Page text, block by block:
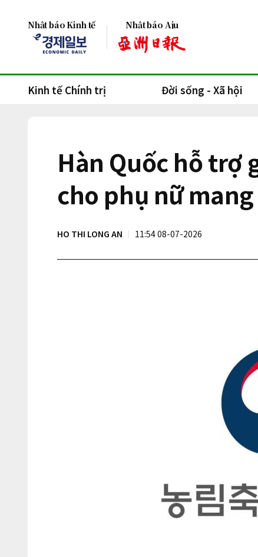
Nhật báo Kinh tế Nhật báo Aju
Kinh tế Chính trị Đời sống - Xã hội
Hàn Quốc hỗ trợ
cho phụ nữ
HO THI LONG AN 11:54 08-07-2026